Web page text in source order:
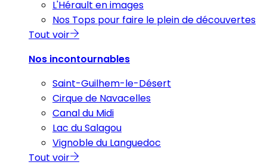
L'Hérault en images
Nos Tops pour faire le plein de découvertes
Tout voir
Nos incontournables
Saint-Guilhem-le-Désert
Cirque de Navacelles
Canal du Midi
Lac du Salagou
Vignoble du Languedoc
Tout voir